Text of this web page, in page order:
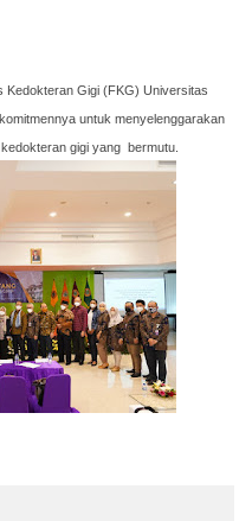
Kedokteran Gigi (FKG) Universitas
untuk menyelenggarakan
kedokteran gigi yang bermutu.